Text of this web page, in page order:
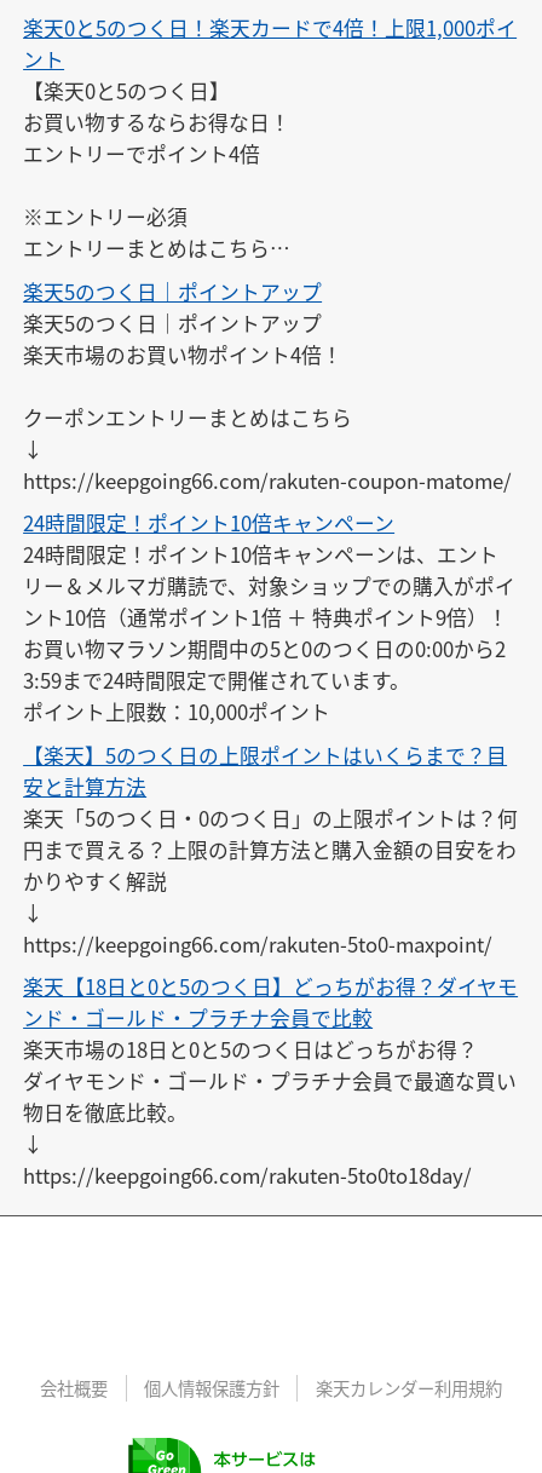
※エントリーは、開催日ごとに毎回必要です。また、
開催日以外にはエントリーできません。
※対象期間中にエントリーすれば、エントリー前のお
買い物もポイントアップの対象となります。
楽天0と5のつく日！楽天カードで4倍！上限1,000ポイ
ント
【楽天0と5のつく日】
お買い物するならお得な日！
エントリーでポイント4倍
※エントリー必須
エントリーまとめはこちら
↓
https://keepgoing66.com/rakuten-entry-matome/
楽天5のつく日｜ポイントアップ
楽天5のつく日｜ポイントアップ
楽天市場のお買い物ポイント4倍！
クーポンエントリーまとめはこちら
↓
https://keepgoing66.com/rakuten-coupon-matome/
24時間限定！ポイント10倍キャンペーン
24時間限定！ポイント10倍キャンペーンは、エント
リー＆メルマガ購読で、対象ショップでの購入がポイ
ント10倍（通常ポイント1倍 ＋ 特典ポイント9倍）！
お買い物マラソン期間中の5と0のつく日の0:00から2
3:59まで24時間限定で開催されています。
ポイント上限数：10,000ポイント
【楽天】5のつく日の上限ポイントはいくらまで？目
安と計算方法
楽天「5のつく日・0のつく日」の上限ポイントは？何
円まで買える？上限の計算方法と購入金額の目安をわ
かりやすく解説
↓
https://keepgoing66.com/rakuten-5to0-maxpoint/
楽天【18日と0と5のつく日】どっちがお得？ダイヤモ
ンド・ゴールド・プラチナ会員で比較
楽天市場の18日と0と5のつく日はどっちがお得？
ダイヤモンド・ゴールド・プラチナ会員で最適な買い
物日を徹底比較。
↓
https://keepgoing66.com/rakuten-5to0to18day/
会社概要 個人情報保護方針 楽天カレンダー利用規約